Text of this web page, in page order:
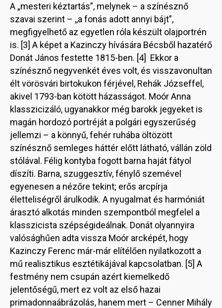
A „mesteri kéztartás”, melynek – a színésznő
szavai szerint – ,,a fonás adott annyi bájt”,
megfigyelhető az egyetlen róla készült olajportrén
is. [3] A képet a Kazinczy hívására Bécsből hazatérő
Donát János festette 1815-ben. [4] Ekkor a
színésznő negyvenkét éves volt, és visszavonultan
élt vörösvári birtokukon férjével, Rehák Józseffel,
akivel 1793-ban kötött házasságot. Moór Anna
klasszicizáló, ugyanakkor még barokk jegyeket is
magán hordozó portréját a polgári egyszerűség
jellemzi – a könnyű, fehér ruhába öltözött
színésznő semleges háttér előtt látható, vállán zöld
stólával. Félig kontyba fogott barna haját fátyol
díszíti. Barna, szuggesztív, fénylő szemével
egyenesen a nézőre tekint; erős arcpírja
életteliségről árulkodik. A nyugalmat és harmóniát
árasztó alkotás minden szempontból megfelel a
klasszicista szépségideálnak. Donát olyannyira
valósághűen adta vissza Moór arcképét, hogy
Kazinczy Ferenc már-már elítélően nyilatkozott a
mű realisztikus esztétikájával kapcsolatban. [5] A
festmény nem csupán azért kiemelkedő
jelentőségű, mert ez volt az első hazai
primadonnaábrázolás, hanem mert – Cenner Mihály